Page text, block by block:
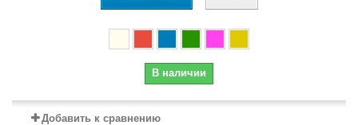
В наличии
Добавить к сравнению